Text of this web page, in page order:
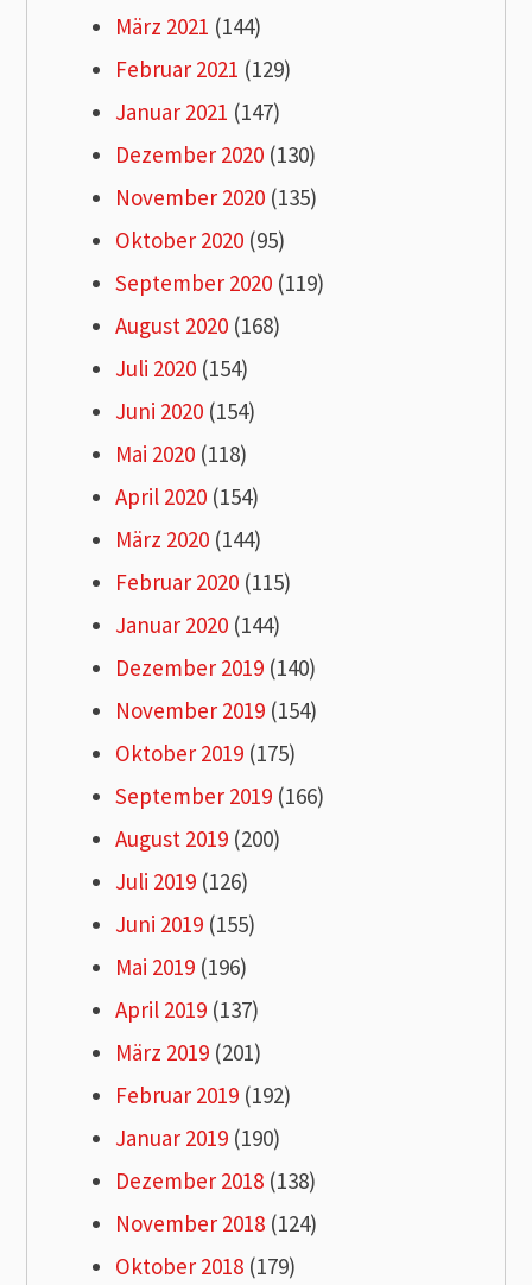
März 2021 (144)
Februar 2021 (129)
Januar 2021 (147)
Dezember 2020 (130)
November 2020 (135)
Oktober 2020 (95)
September 2020 (119)
August 2020 (168)
Juli 2020 (154)
Juni 2020 (154)
Mai 2020 (118)
April 2020 (154)
März 2020 (144)
Februar 2020 (115)
Januar 2020 (144)
Dezember 2019 (140)
November 2019 (154)
Oktober 2019 (175)
September 2019 (166)
August 2019 (200)
Juli 2019 (126)
Juni 2019 (155)
Mai 2019 (196)
April 2019 (137)
März 2019 (201)
Februar 2019 (192)
Januar 2019 (190)
Dezember 2018 (138)
November 2018 (124)
Oktober 2018 (179)